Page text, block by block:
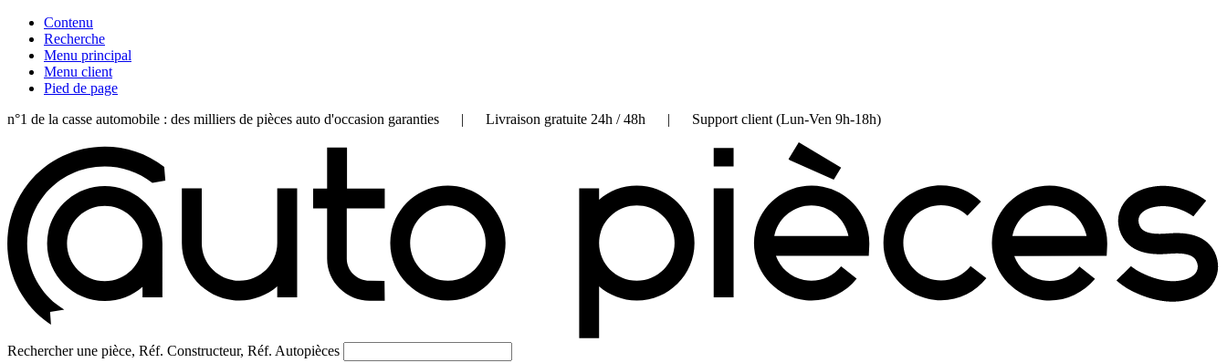
Contenu
Recherche
Menu principal
Menu client
Pied de page
n°1 de la casse automobile : des milliers de pièces auto d'occasion garanties | Livraison gratuite 24h / 48h | Support client (Lun-Ven 9h-18h)
Rechercher une pièce, Réf. Constructeur, Réf. Autopièces